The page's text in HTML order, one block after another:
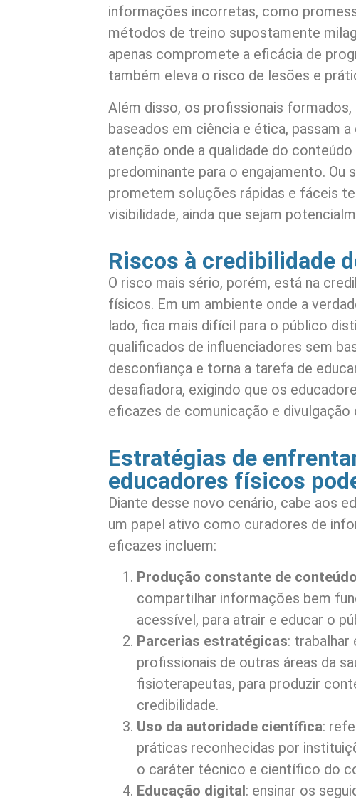
informações incorretas, como
métodos de treino supostamente
apenas compromete a eficácia de
também eleva o risco de lesões e
Além disso, os profissionais
baseados em ciência e ética, passam
atenção onde a qualidade do
predominante para o engajamento. Ou
prometem soluções rápidas e fáceis
visibilidade, ainda que sejam
Riscos à credibilidade
O risco mais sério, porém, está na
físicos. Em um ambiente onde a
lado, fica mais difícil para o público
qualificados de influenciadores sem
desconfiança e torna a tarefa de
desafiadora, exigindo que os
eficazes de comunicação e divulgação
Estratégias de
educadores físicos
Diante desse novo cenário, cabe aos
um papel ativo como curadores de
eficazes incluem:
Produção constante de
compartilhar informações bem
acessível, para atrair e educar o
Parcerias estratégicas:
profissionais de outras áreas da
fisioterapeutas, para produzir
credibilidade.
Uso da autoridade científica:
práticas reconhecidas por
o caráter técnico e científico do
Educação digital: ensinar os